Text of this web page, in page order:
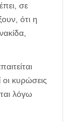
σε
ότι η
κυρώσεις
λόγω